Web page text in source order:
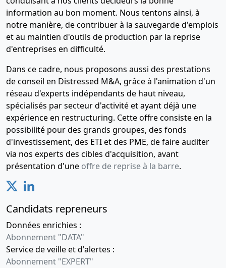
information au bon moment. Nous tentons ainsi, à
notre manière, de contribuer à la sauvegarde d'emplois
et au maintien d'outils de production par la reprise
d'entreprises en difficulté.
Dans ce cadre, nous proposons aussi des prestations
de conseil en Distressed M&A, grâce à l'animation d'un
réseau d'experts indépendants de haut niveau,
spécialisés par secteur d'activité et ayant déjà une
expérience en restructuring. Cette offre consiste en la
possibilité pour des grands groupes, des fonds
d'investissement, des ETI et des PME, de faire auditer
via nos experts des cibles d'acquisition, avant
présentation d'une offre de reprise à la barre.
Candidats repreneurs
Données enrichies :
Abonnement "DATA"
Service de veille et d'alertes :
Abonnement "EXPERT"